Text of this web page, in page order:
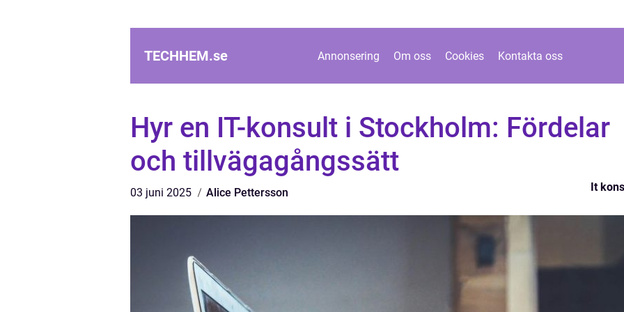
TECHHEM.se Annonsering Om oss Cookies Kontakta oss
Hyr en IT-konsult i Stockholm: Fördelar
och tillvägagångssätt
03 juni 2025 Alice Pettersson It